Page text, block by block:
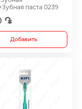
добавки
паста 0239
֏
Добавить